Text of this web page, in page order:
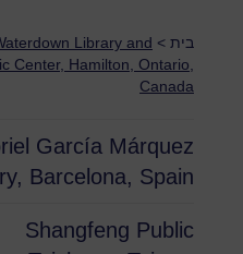
בית >
Library and
Center, Hamilton, Ontario,
Canada
García Márquez
Barcelona, Spain
Shangfeng Public